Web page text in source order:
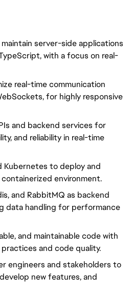
server-side applications
with a focus on real-
real-time communication
for highly responsive
and backend services for
and reliability in real-time
Kubernetes to deploy and
environment.
and RabbitMQ as backend
data handling for performance
and maintainable code with
and code quality.
engineers and stakeholders to
new features, and